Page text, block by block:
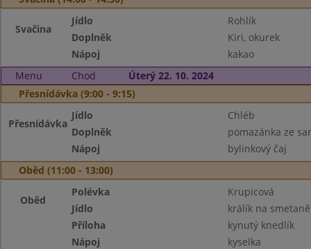
Svačina
Jídlo
Rohlík
Doplněk
Kiri, okurek
Nápoj
kakao
Menu
Chod
Úterý 22. 10. 2024
Přesnídávka (9:00 - 9:15)
Přesnídávka
Jídlo
Chléb
Doplněk
pomazánka ze
Nápoj
bylinkový čaj
Oběd (11:00 - 13:00)
Oběd
Polévka
Krupicová
Jídlo
králík na smetaně
Příloha
kynutý knedlík
Nápoj
kyselka